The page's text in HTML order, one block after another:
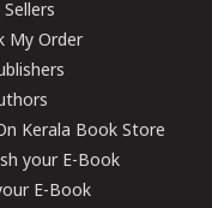
My Order
Kerala Book Store
your E-Book
E-Book